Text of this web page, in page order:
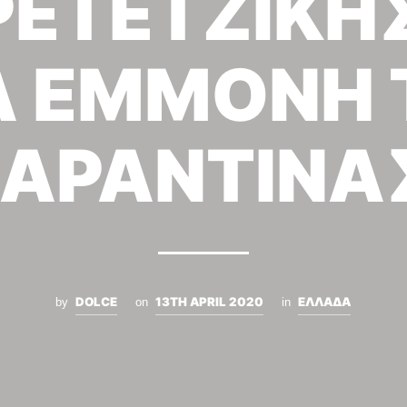
ΕΜΜΟΝΗ
by DOLCE on 13TH APRIL 2020 in ΕΛΛΑΔΑ